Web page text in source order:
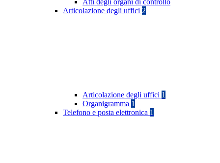
Atti degli organi di controllo
Articolazione degli uffici 2
Articolazione degli uffici 1
Organigramma 1
Telefono e posta elettronica 1